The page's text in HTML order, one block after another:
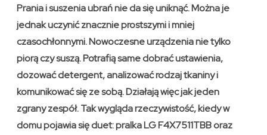
Prania i suszenia ubrań nie da się uniknąć. Można je
jednak uczynić znacznie prostszymi i mniej
czasochłonnymi. Nowoczesne urządzenia nie tylko
piorą czy suszą. Potrafią same dobrać ustawienia,
dozować detergent, analizować rodzaj tkaniny i
komunikować się ze sobą. Działają więc jak jeden
zgrany zespół. Tak wygląda rzeczywistość, kiedy w
domu pojawia się duet: pralka LG F4X7511TBB oraz